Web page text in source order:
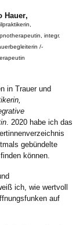
Hauer,
integr.
/-
in Trauer und
. 2020 habe ich das
gebündelte
können.
ich, wie wertvoll
auf